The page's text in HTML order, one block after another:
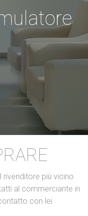
rivenditore più vicino
al commerciante in
con lei.